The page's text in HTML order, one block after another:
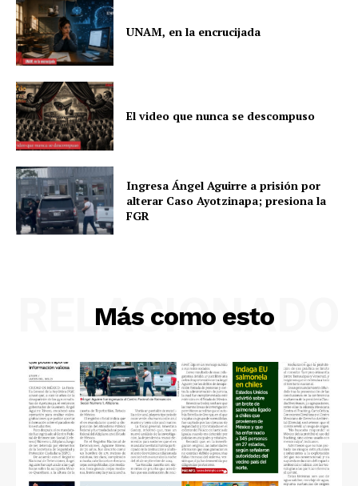
UNAM, en la encrucijada
El video que nunca se descompuso
Ingresa Ángel Aguirre a prisión por
alterar Caso Ayotzinapa; presiona la
FGR
Más como esto
RELACIONADO